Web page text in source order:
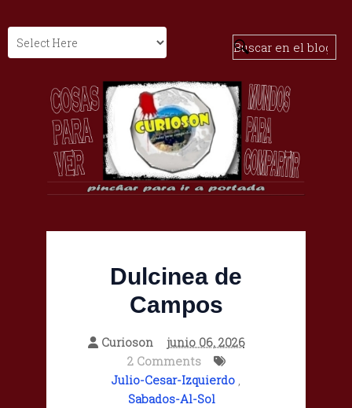
Dulcinea de
Campos
Curioson
junio 06, 2026
2 Comments
Julio-Cesar-Izquierdo ,
Sabados-Al-Sol